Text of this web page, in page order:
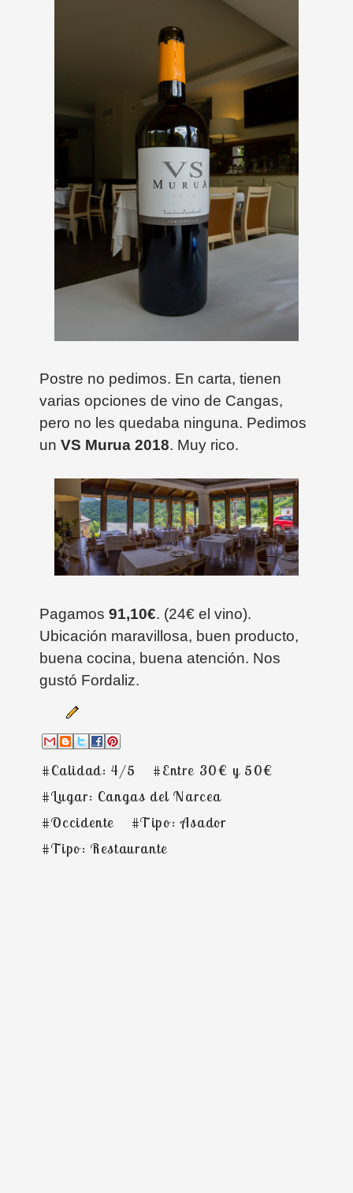
Postre no pedimos. En carta, tienen
varias opciones de vino de Cangas,
pero no les quedaba ninguna. Pedimos
un VS Murua 2018. Muy rico.
Pagamos 91,10€. (24€ el vino).
Ubicación maravillosa, buen producto,
buena cocina, buena atención. Nos
gustó Fordaliz.
#Calidad: 4/5
#Entre 30€ y 50€
#Lugar: Cangas del Narcea
#Occidente
#Tipo: Asador
#Tipo: Restaurante